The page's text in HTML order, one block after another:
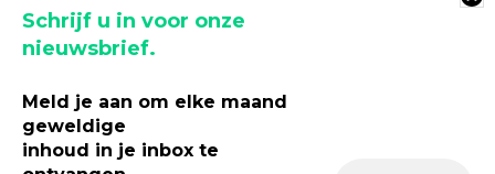
Schrijf u in voor onze
nieuwsbrief.
Meld je aan om elke maand
geweldige
inhoud in je inbox te
Site
Mijn naam, e-mail en site opslaan in deze browser